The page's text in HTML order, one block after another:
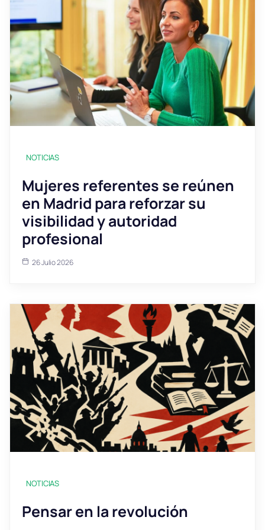
NOTICIAS
Mujeres referentes se reúnen
en Madrid para reforzar su
visibilidad y autoridad
profesional
26 Julio 2026
NOTICIAS
Pensar en la revolución